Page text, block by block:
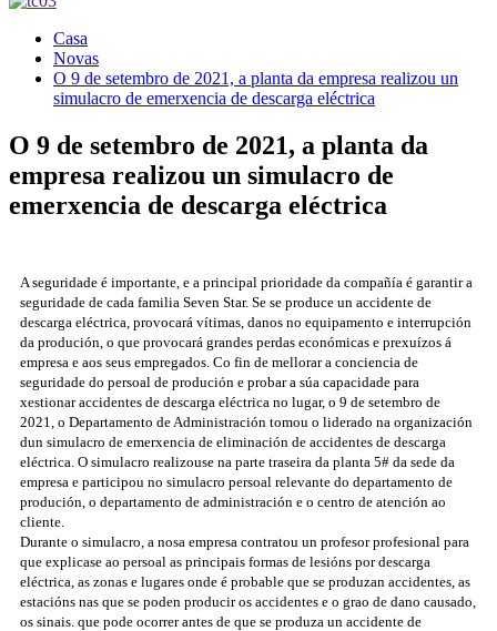
Casa
Novas
O 9 de setembro de 2021, a planta da empresa realizou un
simulacro de emerxencia de descarga eléctrica
O 9 de setembro de 2021, a planta da
empresa realizou un simulacro de
emerxencia de descarga eléctrica
A seguridade é importante, e a principal prioridade da compañía é garantir a
seguridade de cada familia Seven Star. Se se produce un accidente de
descarga eléctrica, provocará vítimas, danos no equipamento e interrupción
da produción, o que provocará grandes perdas económicas e prexuízos á
empresa e aos seus empregados. Co fin de mellorar a conciencia de
seguridade do persoal de produción e probar a súa capacidade para
xestionar accidentes de descarga eléctrica no lugar, o 9 de setembro de
2021, o Departamento de Administración tomou o liderado na organización
dun simulacro de emerxencia de eliminación de accidentes de descarga
eléctrica. O simulacro realizouse na parte traseira da planta 5# da sede da
empresa e participou no simulacro persoal relevante do departamento de
produción, o departamento de administración e o centro de atención ao
cliente.
Durante o simulacro, a nosa empresa contratou un profesor profesional para
que explicase ao persoal as principais formas de lesións por descarga
eléctrica, as zonas e lugares onde é probable que se produzan accidentes, as
estacións nas que se poden producir os accidentes e o grao de dano causado,
os sinais. que pode ocorrer antes de que se produza un accidente de